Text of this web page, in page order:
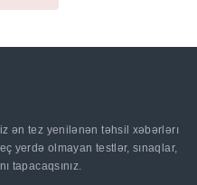
ən tez yenilənən təhsil xəbərlərı
yerdə olmayan testlər, sınaqlar,
tapacaqsınız.